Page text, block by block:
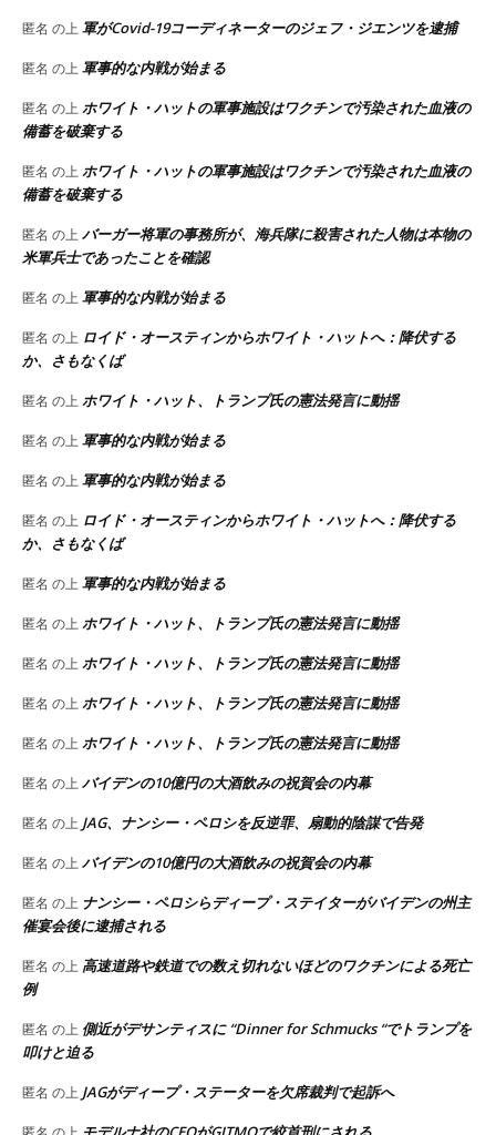
匿名 の上 軍がCovid-19コーディネーターのジェフ・ジエンツを逮捕
匿名 の上 軍事的な内戦が始まる
匿名 の上 ホワイト・ハットの軍事施設はワクチンで汚染された血液の
備蓄を破棄する
匿名 の上 ホワイト・ハットの軍事施設はワクチンで汚染された血液の
備蓄を破棄する
匿名 の上 バーガー将軍の事務所が、海兵隊に殺害された人物は本物の
米軍兵士であったことを確認
匿名 の上 軍事的な内戦が始まる
匿名 の上 ロイド・オースティンからホワイト・ハットへ：降伏する
か、さもなくば
匿名 の上 ホワイト・ハット、トランプ氏の憲法発言に動揺
匿名 の上 軍事的な内戦が始まる
匿名 の上 軍事的な内戦が始まる
匿名 の上 ロイド・オースティンからホワイト・ハットへ：降伏する
か、さもなくば
匿名 の上 軍事的な内戦が始まる
匿名 の上 ホワイト・ハット、トランプ氏の憲法発言に動揺
匿名 の上 ホワイト・ハット、トランプ氏の憲法発言に動揺
匿名 の上 ホワイト・ハット、トランプ氏の憲法発言に動揺
匿名 の上 ホワイト・ハット、トランプ氏の憲法発言に動揺
匿名 の上 バイデンの10億円の大酒飲みの祝賀会の内幕
匿名 の上 JAG、ナンシー・ペロシを反逆罪、扇動的陰謀で告発
匿名 の上 バイデンの10億円の大酒飲みの祝賀会の内幕
匿名 の上 ナンシー・ペロシらディープ・ステイターがバイデンの州主
催宴会後に逮捕される
匿名 の上 高速道路や鉄道での数え切れないほどのワクチンによる死亡
例
匿名 の上 側近がデサンティスに “Dinner for Schmucks “でトランプを
叩けと迫る
匿名 の上 JAGがディープ・ステーターを欠席裁判で起訴へ